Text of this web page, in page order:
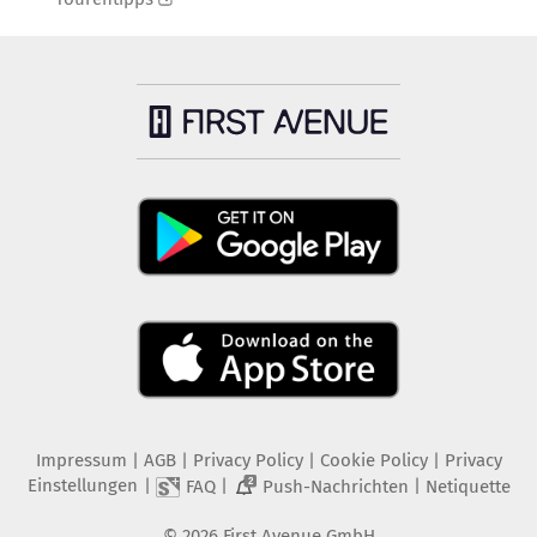
Impressum AGB Privacy Policy| Cookie Policy| Privacy
Einstellungen
FAQ| 2 Push-Nachrichten Netiquette